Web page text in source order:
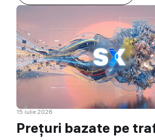
15 iulie 2026
Prețuri bazate pe